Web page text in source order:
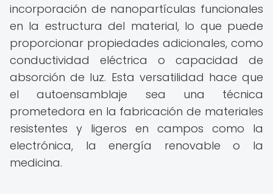
incorporación de nanopartículas funcionales
en la estructura del material, lo que puede
proporcionar propiedades adicionales, como
conductividad eléctrica o capacidad de
absorción de luz. Esta versatilidad hace que
el autoensamblaje sea una técnica
prometedora en la fabricación de materiales
resistentes y ligeros en campos como la
electrónica, la energía renovable o la
medicina.